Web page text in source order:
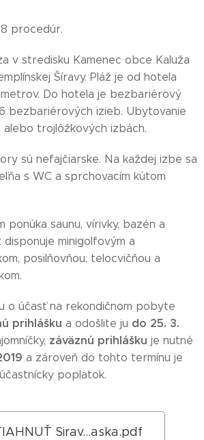
procedúr.
v stredisku Kamenec obce Kaluža
Šíravy. Pláž je od hotela
Do hotela je bezbariérový
bezbariérových izieb. Ubytovanie
trojlôžkových izbách.
sú nefajčiarske. Na každej izbe sa
s WC a sprchovacím kútom
ponúka saunu, vírivky, bazén a
minigolfovým a
posilňovňou, telocvičňou a
o účasť na rekondičnom pobyte
prihlášku a odošlite ju do 25. 3.
záväznú prihlášku je nutné
a zároveň do tohto termínu je
poplatok.
Sirav...aska.pdf